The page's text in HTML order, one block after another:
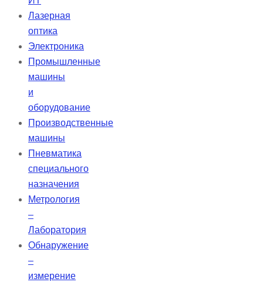
Лазерная
оптика
Электроника
Промышленные
машины
и
оборудование
Производственные
машины
Пневматика
специального
назначения
Метрология
–
Лаборатория
Обнаружение
–
измерение